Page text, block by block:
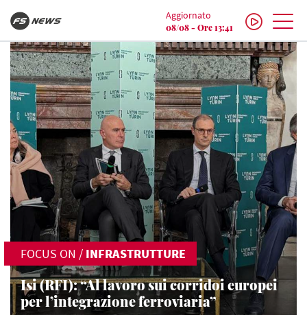
Aggiornato
08/08 - Ore 13:41
FOCUS ON / INFRASTRUTTURE
Isi (RFI): “Al lavoro sui corridoi europei
per l’integrazione ferroviaria”